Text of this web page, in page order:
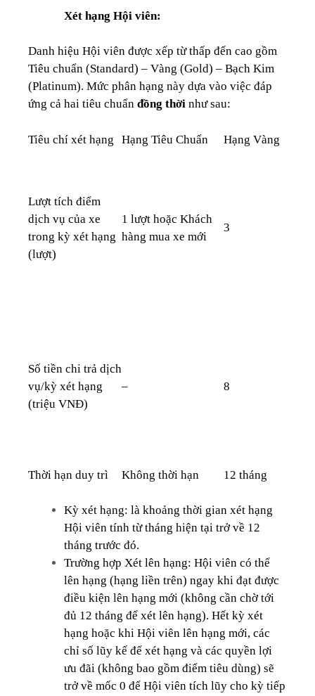
Xét hạng Hội viên:
Danh hiệu Hội viên được xếp từ thấp đến cao gồm
Tiêu chuẩn (Standard) – Vàng (Gold) – Bạch Kim
(Platinum). Mức phân hạng này dựa vào việc đáp
ứng cả hai tiêu chuẩn đồng thời như sau:
Tiêu chí xét hạng Hạng Tiêu Chuẩn Hạng Vàng
Lượt tích điểm
dịch vụ của xe
trong kỳ xét hạng
(lượt)
1 lượt hoặc Khách
hàng mua xe mới
3
Số tiền chi trả dịch
vụ/kỳ xét hạng
(triệu VNĐ)
– 8
Thời hạn duy trì Không thời hạn 12 tháng
Kỳ xét hạng: là khoảng thời gian xét hạng
Hội viên tính từ tháng hiện tại trở về 12
tháng trước đó.
Trường hợp Xét lên hạng: Hội viên có thể
lên hạng (hạng liền trên) ngay khi đạt được
điều kiện lên hạng mới (không cần chờ tới
đủ 12 tháng để xét lên hạng). Hết kỳ xét
hạng hoặc khi Hội viên lên hạng mới, các
chỉ số lũy kế để xét hạng và các quyền lợi
ưu đãi (không bao gồm điểm tiêu dùng) sẽ
trở về mốc 0 để Hội viên tích lũy cho kỳ tiếp